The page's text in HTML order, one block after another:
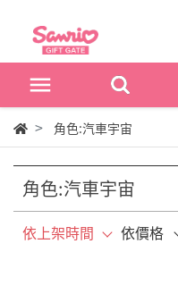
角色:汽車宇宙
角色:汽車宇宙
依上架時間 依價格